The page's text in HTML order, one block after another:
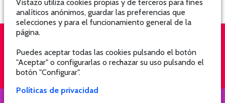
QUIÉNES SOMOS
Vistazo utiliza cookies propias y de terceros para fines
analíticos anónimos, guardar las preferencias que
selecciones y para el funcionamiento general de la
página.
Puedes aceptar todas las cookies pulsando el botón
"Aceptar" o configurarlas o rechazar su uso pulsando el
botón "Configurar".
Políticas de privacidad